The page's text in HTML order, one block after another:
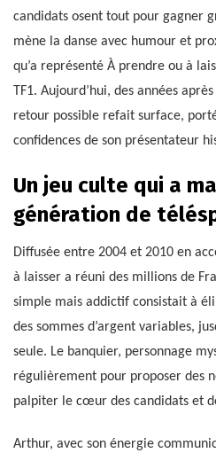
candidats osent tout pour gagner
mène la danse avec humour et
qu’a représenté À prendre ou à
TF1. Aujourd’hui, des années
retour possible refait surface,
confidences de son présentateur
Un jeu culte qui a
génération de
Diffusée entre 2004 et 2010 en
à laisser a réuni des millions de
simple mais addictif consistait à
des sommes d’argent variables,
seule. Le banquier, personnage
régulièrement pour proposer des
palpiter le cœur des candidats et
Arthur, avec son énergie